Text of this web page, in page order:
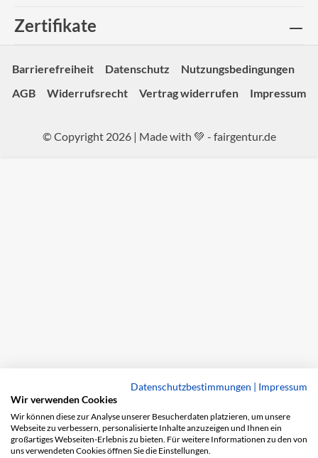
Zertifikate
Barrierefreiheit Datenschutz
Nutzungsbedingungen
AGB
Widerrufsrecht Vertrag widerrufen Impressum
© Copyright 2026 | Made with 💚 - fairgentur.de
Datenschutzbestimmungen | Impressum
Wir verwenden Cookies
Wir können diese zur Analyse unserer Besucherdaten platzieren, um unsere
Webseite zu verbessern, personalisierte Inhalte anzuzeigen und Ihnen ein
großartiges Webseiten-Erlebnis zu bieten. Für weitere Informationen zu den von
uns verwendeten Cookies öffnen Sie die Einstellungen.